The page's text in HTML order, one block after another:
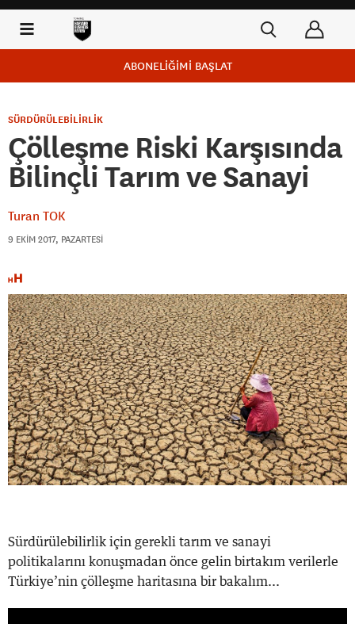
ABONELİĞİMİ BAŞLAT
SÜRDÜRÜLEBİLİRLİK
Çölleşme Riski Karşısında
Bilinçli Tarım ve Sanayi
Turan TOK
9 EKIM 2017, PAZARTESI
Sürdürülebilirlik için gerekli tarım ve sanayi
politikalarını konuşmadan önce gelin birtakım verilerle
Türkiye’nin çölleşme haritasına bir bakalım...